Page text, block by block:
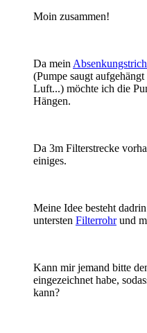
Moin zusammen!
Da mein
(Pumpe saugt
Luft...) möchte ich die
Hängen.
Da 3m Filterstrecke
einiges.
Meine Idee besteht
untersten Filterrohrund
Kann mir jemand bitte
eingezeichnet habe,
kann?